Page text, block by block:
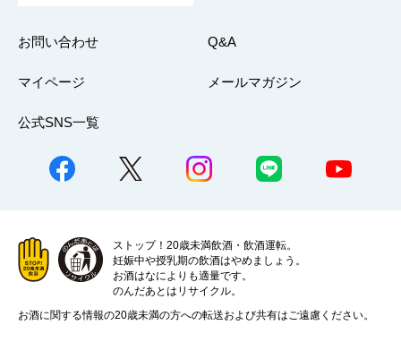
お問い合わせ Q&A
マイページ メールマガジン
公式SNS一覧
ストップ！20歳未満飲酒・飲酒運転。
妊娠中や授乳期の飲酒はやめましょう。
お酒はなによりも適量です。
のんだあとはリサイクル。
お酒に関する情報の20歳未満の方への転送および共有はご遠慮ください。